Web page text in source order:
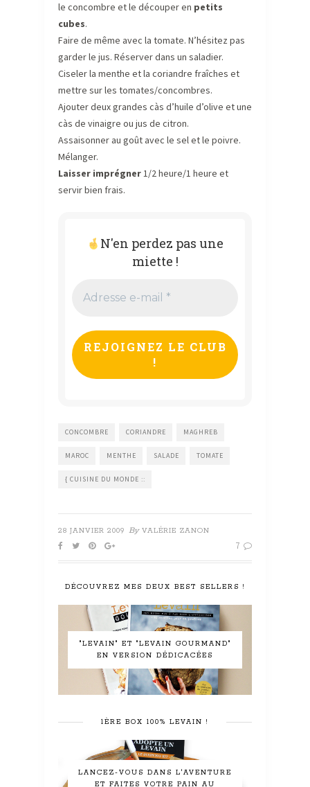
le concombre et le découper en petits
cubes.
Faire de même avec la tomate. N’hésitez pas
garder le jus. Réserver dans un saladier.
Ciseler la menthe et la coriandre fraîches et
mettre sur les tomates/concombres.
Ajouter deux grandes càs d’huile d’olive et une
càs de vinaigre ou jus de citron.
Assaisonner au goût avec le sel et le poivre.
Mélanger.
Laisser imprégner1/2 heure/1 heure et
servir bien frais.
N'en perdez pas une
miette !
e-
*
CONCOMBRE CORIANDRE MAGHREB
MAROC MENTHE SALADE TOMATE
{ CUISINE DU MONDE ::
28 JANVIER 2009 By VALÉRIE ZANON
7
DÉCOUVREZ MES DEUX BEST SELLERS !
"LEVAIN" ET "LEVAIN GOURMAND"
EN VERSION DÉDICACÉES
1ÈRE BOX 100% LEVAIN !
LANCEZ-VOUS DANS L'AVENTURE
ET FAITES VOTRE PAIN AU